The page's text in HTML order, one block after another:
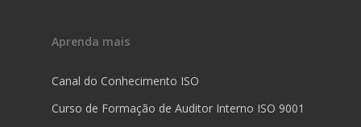
Aprenda mais
Canal do Conhecimento ISO
Curso de Formação de Auditor Interno ISO 9001